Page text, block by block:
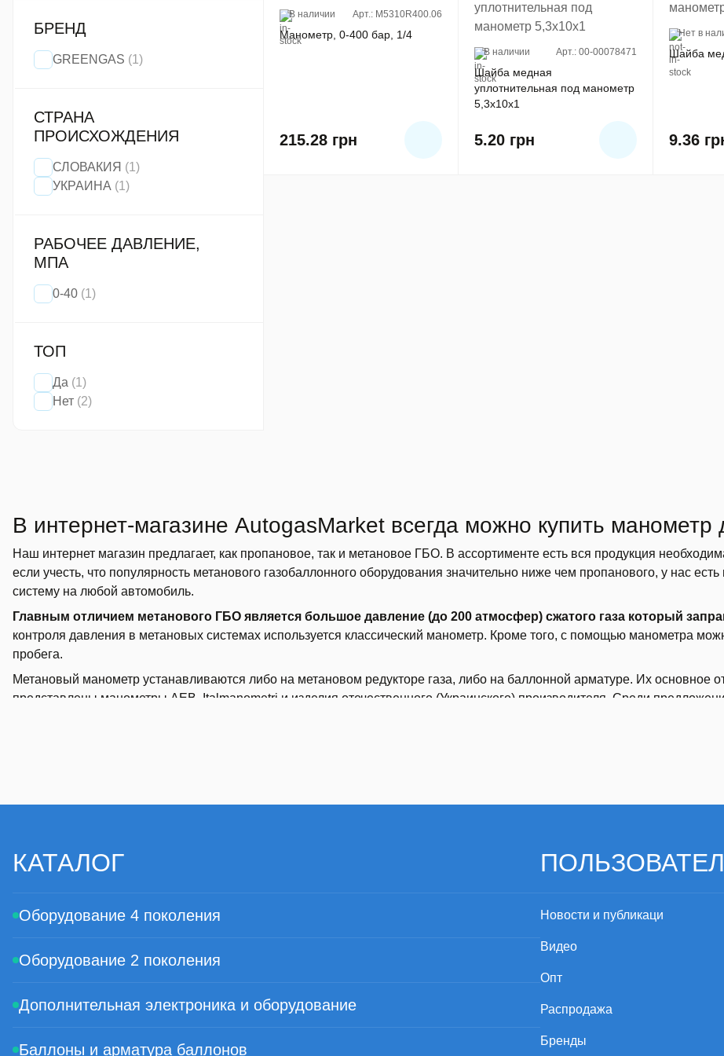
для СТО
БРЕНД
GREENGAS (1)
СТРАНА
ПРОИСХОЖДЕНИЯ
СЛОВАКИЯ (1)
УКРАИНА (1)
РАБОЧЕЕ ДАВЛЕНИЕ,
МПА
0-40 (1)
ТОП
Да (1)
Нет (2)
В наличии Арт.: M5310R400.06
Манометр, 0-400 бар, 1/4
215.28 грн
В наличии Арт.: 00-00078471
Шайба медная
уплотнительная под манометр
5,3х10х1
5.20 грн
Нет в
Шайба
9.36
В интернет-магазине AutogasMarket всегда можно купить манометр
Наш интернет магазин предлагает, как пропановое, так и метановое ГБО. В ассортименте есть вся продукция
если учесть, что популярность метанового газобаллонного оборудования значительно ниже чем пропанового, у нас
систему на любой автомобиль.
Главным отличием метанового ГБО является большое давление (до 200 атмосфер) сжатого газа который
контроля давления в метановых системах используется классический манометр. Кроме того, с помощью манометра
пробега.
Метановый манометр устанавливаются либо на метановом редукторе газа, либо на баллонной арматуре. Их основное
представлены манометры AEB, Italmanometri и изделия отечественного (Украинского) производителя. Среди
Вся предлагаемая в нашем интернет магазине продукция, имеет соответствующие сертификаты, а ее качество мы
КАТАЛОГ
Оборудование 4 поколения
Оборудование 2 поколения
Дополнительная электроника и оборудование
Баллоны и арматура баллонов
Новости и публикаци
Видео
Опт
Распродажа
Бренды